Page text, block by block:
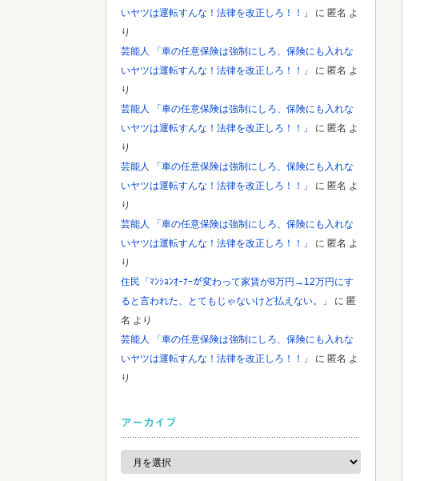
いヤツは運転すんな！法律を改正しろ！！」
に 匿名 よ
り
芸能人 「車の任意保険は強制にしろ、保険にも入れな
いヤツは運転すんな！法律を改正しろ！！」
に 匿名 よ
り
芸能人 「車の任意保険は強制にしろ、保険にも入れな
いヤツは運転すんな！法律を改正しろ！！」
に 匿名 よ
り
芸能人 「車の任意保険は強制にしろ、保険にも入れな
いヤツは運転すんな！法律を改正しろ！！」
に 匿名 よ
り
芸能人 「車の任意保険は強制にしろ、保険にも入れな
いヤツは運転すんな！法律を改正しろ！！」
に 匿名 よ
り
住民「ﾏﾝｼｮﾝｵｰﾅｰが変わって家賃が8万円→12万円にす
ると言われた、とてもじゃないけど払えない。」
に 匿
名 より
芸能人 「車の任意保険は強制にしろ、保険にも入れな
いヤツは運転すんな！法律を改正しろ！！」
に 匿名 よ
り
アーカイブ
ア
カ